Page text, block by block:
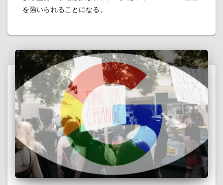
を強いられることになる。